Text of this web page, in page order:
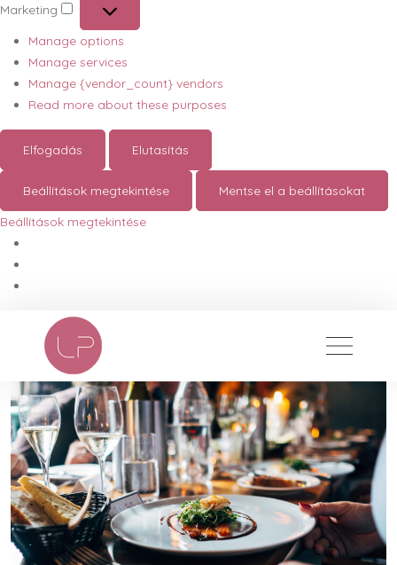
Marketing
Marketing
Manage options
Manage services
Manage {vendor_count} vendors
Read more about these purposes
Elfogadás Elutasítás
Beállítások megtekintése
Mentse el a beállításokat
Beállítások megtekintése